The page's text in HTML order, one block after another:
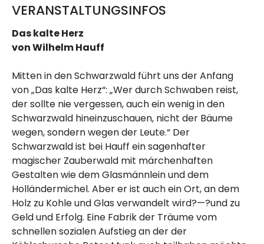
VERANSTALTUNGSINFOS
Das kalte Herz
von Wilhelm Hauff
Mitten in den Schwarzwald führt uns der Anfang
von „Das kalte Herz“: „Wer durch Schwaben reist,
der sollte nie vergessen, auch ein wenig in den
Schwarzwald hineinzuschauen, nicht der Bäume
wegen, sondern wegen der Leute.“ Der
Schwarzwald ist bei Hauff ein sagenhafter
magischer Zauberwald mit märchenhaften
Gestalten wie dem Glasmännlein und dem
Holländermichel. Aber er ist auch ein Ort, an dem
Holz zu Kohle und Glas verwandelt wird?—?und zu
Geld und Erfolg. Eine Fabrik der Träume vom
schnellen sozialen Aufstieg an der der